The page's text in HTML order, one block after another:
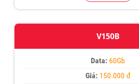
V150B
Data: 60Gb
Giá: 150.000 đ